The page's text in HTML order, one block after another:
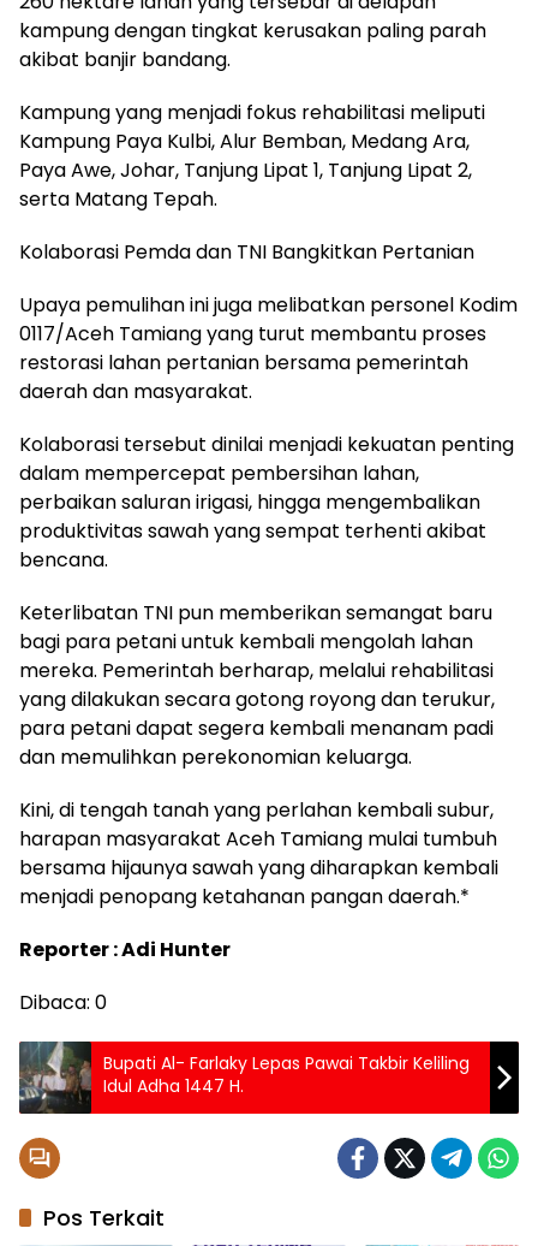
kampung dengan tingkat kerusakan paling parah
akibat banjir bandang.
Kampung yang menjadi fokus rehabilitasi meliputi
Kampung Paya Kulbi, Alur Bemban, Medang Ara,
Paya Awe, Johar, Tanjung Lipat 1, Tanjung Lipat 2,
serta Matang Tepah.
Kolaborasi Pemda dan TNI Bangkitkan Pertanian
Upaya pemulihan ini juga melibatkan personel Kodim
0117/Aceh Tamiang yang turut membantu proses
restorasi lahan pertanian bersama pemerintah
daerah dan masyarakat.
Kolaborasi tersebut dinilai menjadi kekuatan penting
dalam mempercepat pembersihan lahan,
perbaikan saluran irigasi, hingga mengembalikan
produktivitas sawah yang sempat terhenti akibat
bencana.
Keterlibatan TNI pun memberikan semangat baru
bagi para petani untuk kembali mengolah lahan
mereka. Pemerintah berharap, melalui rehabilitasi
yang dilakukan secara gotong royong dan terukur,
para petani dapat segera kembali menanam padi
dan memulihkan perekonomian keluarga.
Kini, di tengah tanah yang perlahan kembali subur,
harapan masyarakat Aceh Tamiang mulai tumbuh
bersama hijaunya sawah yang diharapkan kembali
menjadi penopang ketahanan pangan daerah.*
Reporter : Adi Hunter
Dibaca: 0
Bupati Al- Farlaky Lepas Pawai Takbir Keliling
Idul Adha 1447 H.
Pos Terkait